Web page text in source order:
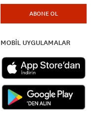
ABONE OL
MOBİL UYGULAMALAR